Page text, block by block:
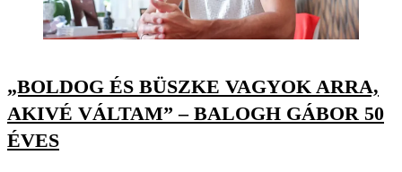
„BOLDOG ÉS BÜSZKE VAGYOK ARRA,
AKIVÉ VÁLTAM” – BALOGH GÁBOR 50
ÉVES